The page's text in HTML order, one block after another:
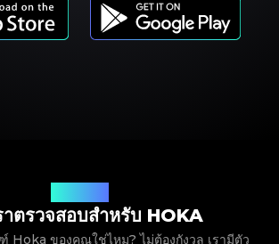
าตรวจสอบสำหรับ HOKA
Hoka ของคุณใช่ไหม? ไม่ต้องกังวล เรามีตัว